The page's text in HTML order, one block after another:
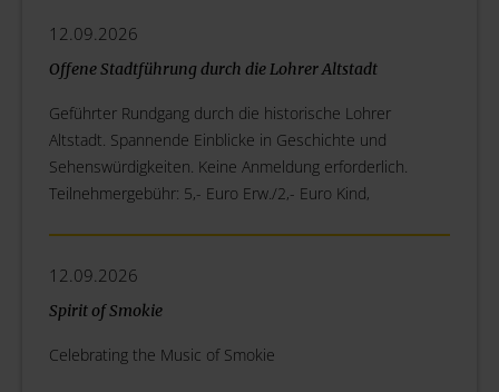
12.09.2026
Offene Stadtführung durch die Lohrer Altstadt
Geführter Rundgang durch die historische Lohrer
Altstadt. Spannende Einblicke in Geschichte und
Sehenswürdigkeiten. Keine Anmeldung erforderlich.
Teilnehmergebühr: 5,- Euro Erw./2,- Euro Kind,
12.09.2026
Spirit of Smokie
Celebrating the Music of Smokie